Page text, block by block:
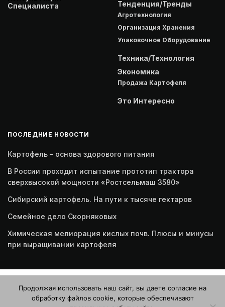
Специалиста
Тенденция/Тренды
Агротехнология
Организация Хранения
Упаковочное Оборудование
Техника/Технология
Экономика
Продажа Картофеля
Это Интересно
ПОСЛЕДНИЕ НОВОСТИ
Картофель – основа здорового питания
В России проходит испытание прототип трактора
сверхвысокой мощности «Ростсельмаш 3580»
Сибирский картофель. На пути к тысяче гектаров
Семейное дело Скорняковых
Химическая мелиорация кислых почв. Плюсы и минусы
при выращивании картофеля
пользоваться этим веб-сайтом, вы даете согласие на
использование файлов cookie. Ознакомьтесь с нашей
Продолжая использовать наш сайт, вы даете согласие на
обработку файлов cookie, которые обеспечивают